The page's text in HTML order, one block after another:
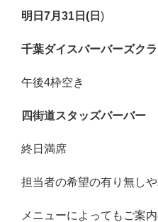
明日7月31日(日 )
千葉ダイスバーバーズク
午後4枠空き
四街道スタッズバーバー
終日満席
担当者の希望の有り無し
メニューによってもご案